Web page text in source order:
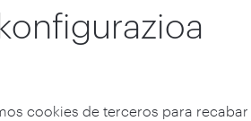
cookies de terceros para